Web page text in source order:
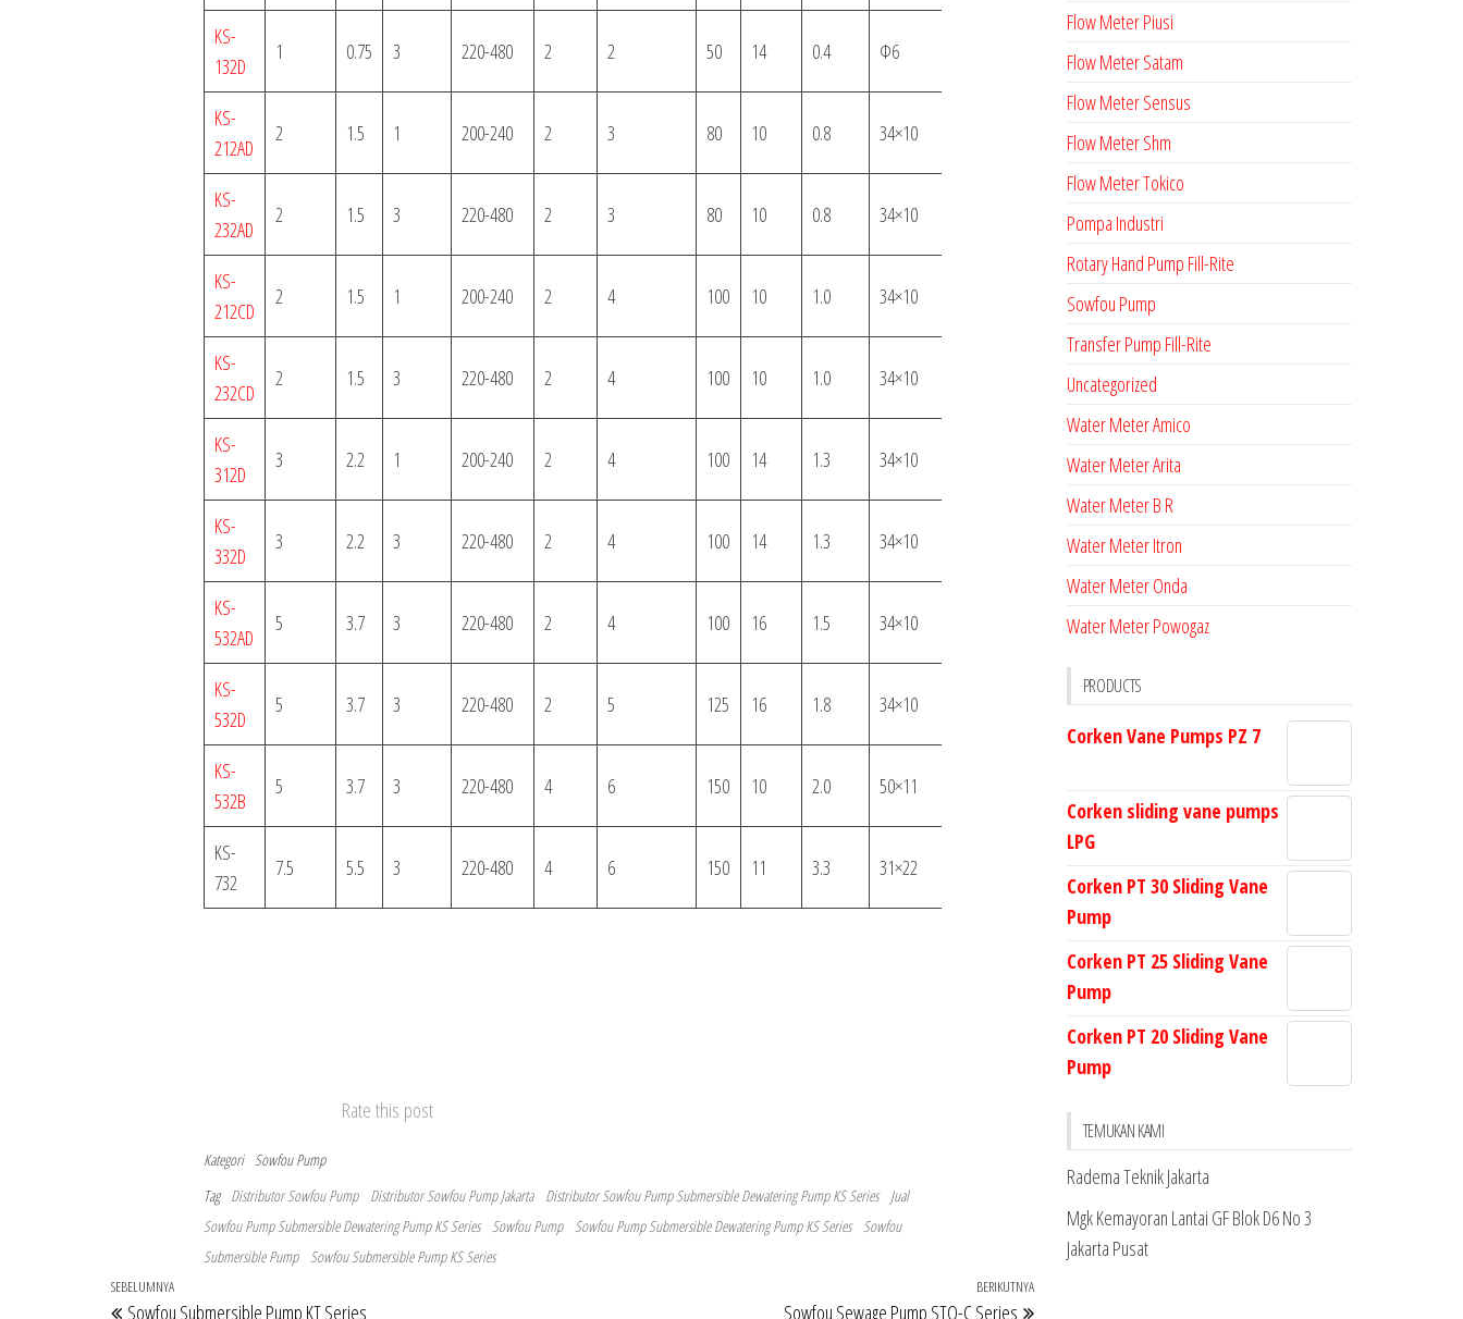
KS-
132D
1 0.75 3 220-480 2 2 50 14 0.4 Ф6 465 175
KS-
212AD
2 1.5 1 200-240 2 3 80 10 0.8 34×10 615 241
KS-
232AD
2 1.5 3 220-480 2 3 80 10 0.8 34×10 515 228
KS-
212CD
2 1.5 1 200-240 2 4 100 10 1.0 34×10 610 228
KS-
232CD
2 1.5 3 220-480 2 4 100 10 1.0 34×10 510 228
KS-
312D
3 2.2 1 200-240 2 4 100 14 1.3 34×10 630 228
KS-
332D
3 2.2 3 220-480 2 4 100 14 1.3 34×10 530 228
KS-
532AD
5 3.7 3 220-480 2 4 100 16 1.5 34×10 560 232
KS-
532D
5 3.7 3 220-480 2 5 125 16 1.8 34×10 560 232
KS-
532B
5 3.7 3 220-480 4 6 150 10 2.0 50×11
KS-
732
7.5 5.5 3 220-480 4 6 150 11 3.3 31×22
Rate this post
Kategori Sowfou Pump
Tag Distributor Sowfou Pump Distributor Sowfou Pump Jakarta Distributor Sowfou Pump Submersible Dewatering Pump KS Series
Jual
Sowfou Pump Submersible Dewatering Pump KS Series Sowfou Pump Sowfou Pump Submersible Dewatering Pump KS Series Sowfou
Submersible Pump Sowfou Submersible Pump KS Series
Navigasi
Pos
SEBELUMNYA
Sowfou Submersible Pump KT Series
Pos
BERIKUTNYA
Sowfou Sewage Pump STO-C Series
Flow Meter Piusi
Flow Meter Satam
Flow Meter Sensus
Flow Meter Shm
Flow Meter Tokico
Pompa Industri
Rotary Hand Pump Fill-Rite
Sowfou Pump
Transfer Pump Fill-Rite
Uncategorized
Water Meter Amico
Water Meter Arita
Water Meter B R
Water Meter Itron
Water Meter Onda
Water Meter Powogaz
PRODUCTS
Corken Vane Pumps PZ 7
Corken sliding vane pumps
LPG
Corken PT 30 Sliding Vane
Pump
Corken PT 25 Sliding Vane
Pump
Corken PT 20 Sliding Vane
Pump
TEMUKAN KAMI
Radema Teknik Jakarta
Mgk Kemayoran Lantai GF Blok D6 No 3
Jakarta Pusat